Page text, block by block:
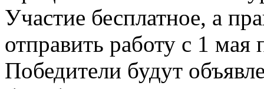
Участие бесплатное, а
отправить работу с 1 мая
Победители будут